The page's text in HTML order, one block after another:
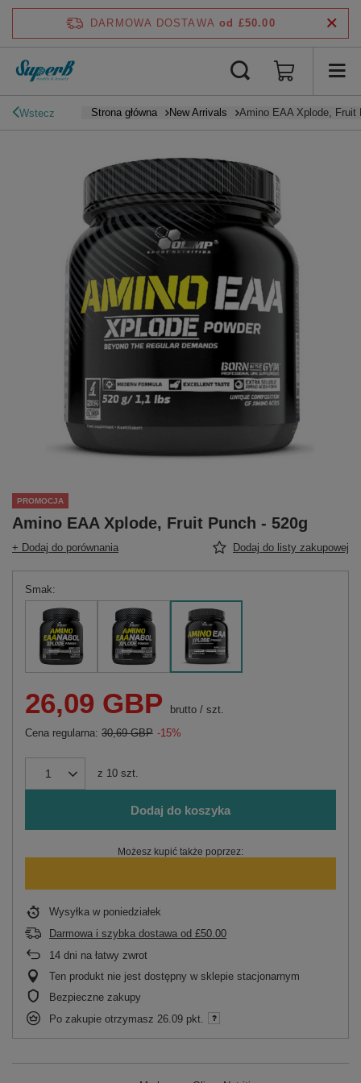
DARMOWA DOSTAWA od £50.00
Wstecz Strona główna New Arrivals Amino EAA Xplode, Fruit
PROMOCJA
Amino EAA Xplode, Fruit Punch - 520g
+ Dodaj do porównania Dodaj do listy zakupowej
Smak
26,09 GBP brutto / szt.
Cena regularna: 30,69 GBP -15%
z 10 szt.
Dodaj do koszyka
Możesz kupić także poprzez:
Wysyłka w poniedziałek
Darmowa i szybka dostawa od £50.00
14 dni na łatwy zwrot
Ten produkt nie jest dostępny w sklepie stacjonarnym
Bezpieczne zakupy
Po zakupie otrzymasz 26.09 pkt.